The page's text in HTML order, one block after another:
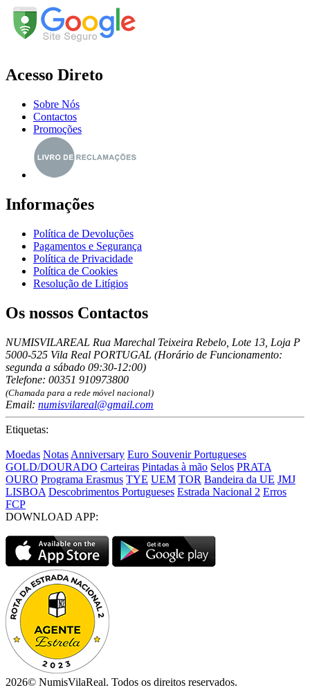
Acesso Direto
Sobre Nós
Contactos
Promoções
Informações
Política de Devoluções
Pagamentos e Segurança
Política de Privacidade
Política de Cookies
Resolução de Litígios
Os nossos Contactos
NUMISVILAREAL Rua Marechal Teixeira Rebelo, Lote 13, Loja P
5000-525 Vila Real PORTUGAL (Horário de Funcionamento:
segunda a sábado 09:30-12:00)
Telefone: 00351 910973800
(Chamada para a rede móvel nacional)
Email: numisvilareal@gmail.com
Etiquetas:
Moedas Notas Anniversary Euro Souvenir Portugueses
GOLD/DOURADO Carteiras Pintadas à mão Selos PRATA
OURO Programa Erasmus TYE UEM TOR Bandeira da UE JMJ
LISBOA Descobrimentos Portugueses Estrada Nacional 2 Erros
FCP
DOWNLOAD APP:
2026© NumisVilaReal. Todos os direitos reservados.